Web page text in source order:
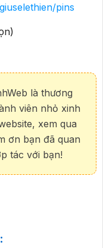
pins
là thương
viên nhỏ xinh
xem qua
ơn bạn đã quan
tác với bạn!